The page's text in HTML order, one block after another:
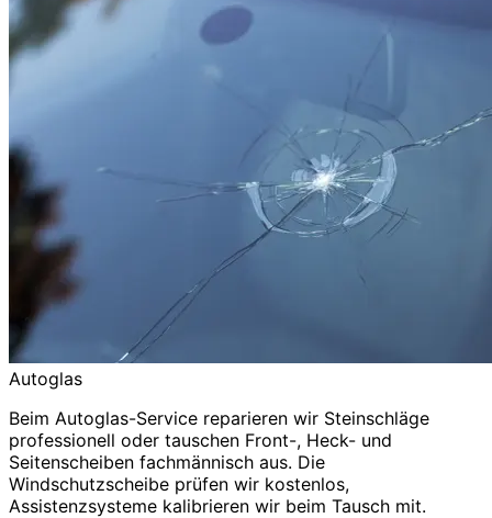
Autoglas
Beim Autoglas-Service reparieren wir Steinschläge
professionell oder tauschen Front-, Heck- und
Seitenscheiben fachmännisch aus. Die
Windschutzscheibe prüfen wir kostenlos,
Assistenzsysteme kalibrieren wir beim Tausch mit.